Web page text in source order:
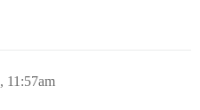
11:57am